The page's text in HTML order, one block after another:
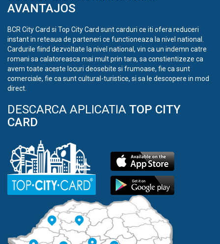
AVANTAJOS
BCR City Card si Top City Card sunt carduri ce iti ofera reduceri
instant in reteaua de parteneri ce functioneaza la nivel national.
Cardurile fiind dezvoltate la nivel national, vin ca un indemn catre
romani sa calatoreasca mai mult prin tara, sa constientizeze ca
avem toate aceste locuri deosebite si frumoase, fie ca sunt
comerciale, fie ca sunt cultural-turistice, si sa le descopere in mod
direct.
DESCARCA APLICATIA TOP CITY
CARD